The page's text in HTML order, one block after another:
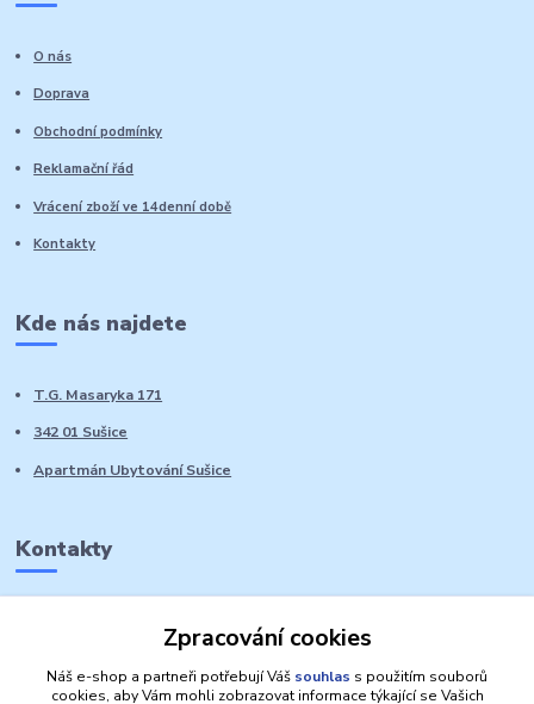
O nás
Doprava
Obchodní podmínky
Reklamační řád
Vrácení zboží ve 14denní době
Kontakty
Kde nás najdete
T.G. Masaryka 171
342 01 Sušice
Apartmán Ubytování Sušice
Kontakty
Zpracování cookies
Náš e-shop a partneři potřebují Váš souhlas s použitím souborů
cookies, aby Vám mohli zobrazovat informace týkající se Vašich